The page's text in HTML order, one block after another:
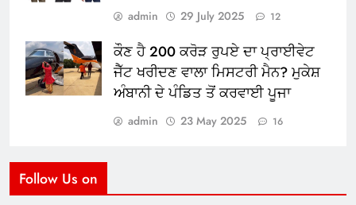
admin 29 July 2025 12
ਕੌਣ ਹੈ 200 ਕਰੋੜ ਰੁਪਏ ਦਾ ਪ੍ਰਾਈਵੇਟ
ਜੈੱਟ ਖਰੀਦਣ ਵਾਲਾ ਮਿਸਟਰੀ ਮੈਨ? ਮੁਕੇਸ਼
ਅੰਬਾਨੀ ਦੇ ਪੰਡਿਤ ਤੋਂ ਕਰਵਾਈ ਪੂਜਾ
admin 23 May 2025 16
Follow Us on